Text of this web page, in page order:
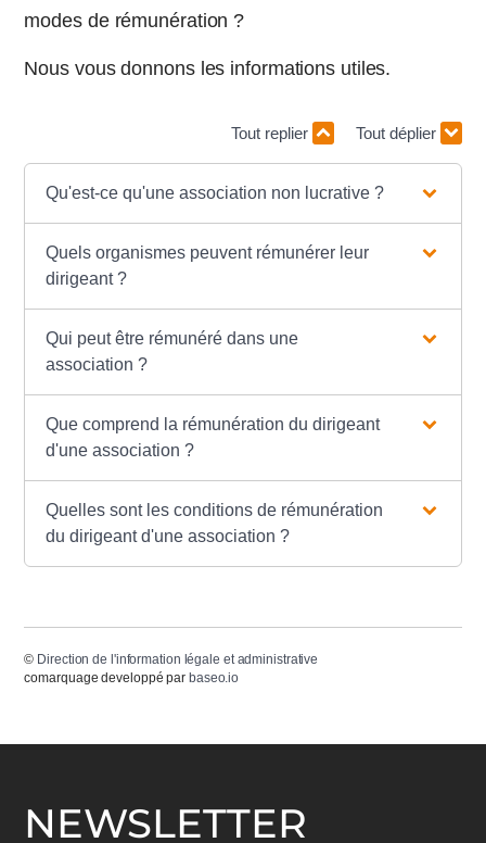
modes de rémunération ?
Nous vous donnons les informations utiles.
Tout replier Tout déplier
Qu'est-ce qu'une association non lucrative ?
Quels organismes peuvent rémunérer leur
dirigeant ?
Qui peut être rémunéré dans une
association ?
Que comprend la rémunération du dirigeant
d'une association ?
Quelles sont les conditions de rémunération
du dirigeant d'une association ?
© Direction de l'information légale et administrative
comarquage developpé par baseo.io
NEWSLETTER